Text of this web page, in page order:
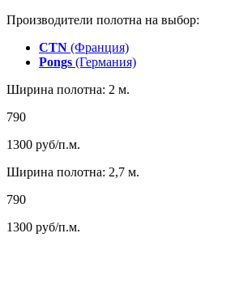
Производители полотна на выбор:
CTN (Франция)
Pongs (Германия)
Ширина полотна: 2 м.
790
1300 руб/п.м.
Ширина полотна: 2,7 м.
790
1300 руб/п.м.